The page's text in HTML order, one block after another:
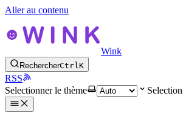
Aller au contenu
Wink
RechercherCtrlK
RSS
Selectionner le thème